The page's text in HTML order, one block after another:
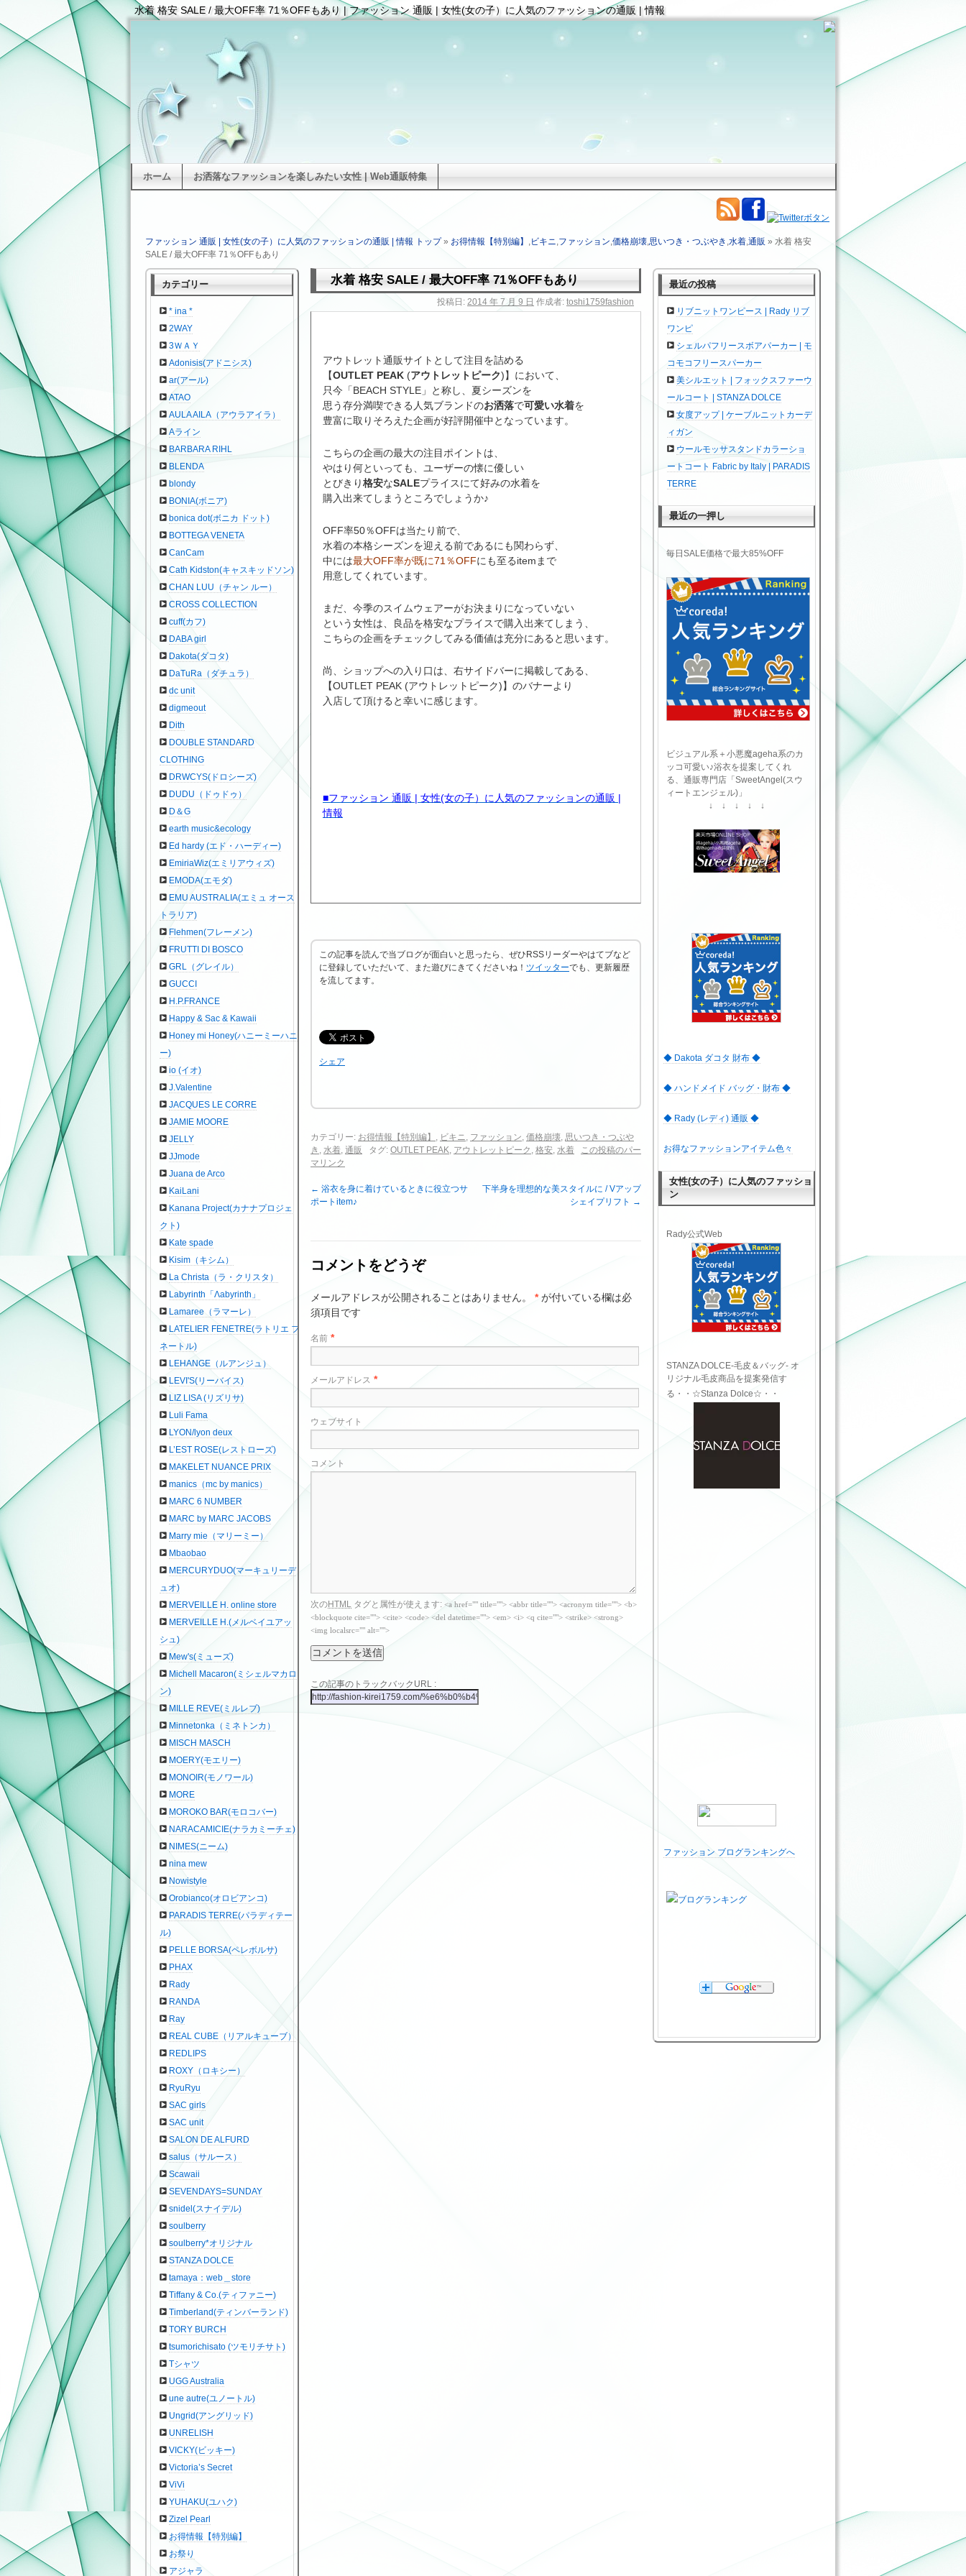
水着 格安 SALE / 最大OFF率 71％OFFもあり | ファッション 通販 | 女性(女の子）に人気のファッションの通販 | 情報
ファッション 通販 | 女性(女の子）に人気のファッションの通販 | 情報 トップ» お得情報【特別編】 ,ビキニ,ファッション,価格崩壊,思いつき・つぶやき ,水着,通販 » 水着 格安
SALE / 最大OFF率 71％OFFもあり
水着 格安 SALE / 最大OFF率 71％OFFもあり
投稿日: 2014 年 7 月 9 日 作成者: toshi1759fashion
アウトレット通販サイトとして注目を詰める
【OUTLET PEAK (アウトレットピーク)】において、
只今「BEACH STYLE」と称し、夏シーズンを
思う存分満喫できる人気ブランドのお洒落で可愛い水着を
豊富に取りそろえた企画が好評開催中となっています。
こちらの企画の最大の注目ポイントは、
やはり何といっても、ユーザーの懐に優しい
とびきり格安なSALEプライスにて好みの水着を
購入出来てしまうところでしょうか♪
OFF率50％OFFは当たり前で、
水着の本格シーズンを迎える前であるにも関わらず、
中には最大OFF率が既に71％OFFにも至るitemまで
用意してくれています。
まだ、今季のスイムウェアーがお決まりになっていない
という女性は、良品を格安なプライスで購入出来てしまう、
こちらの企画をチェックしてみる価値は充分にあると思います。
尚、ショップへの入り口は、右サイドバーに掲載してある、
【OUTLET PEAK (アウトレットピーク)】のバナーより
入店して頂けると幸いに感じます。
■ファッション 通販 | 女性(女の子）に人気のファッションの通販 |
情報
この記事を読んで当ブログが面白いと思ったら、ぜひRSSリーダーやはてブなど
に登録していただいて、また遊びにきてくださいね！ ツイッターでも、更新履歴
を流してます。
シェア
カテゴリー: お得情報【特別編】 , ビキニ, ファッション, 価格崩壊, 思いつき・つぶや
き , 水着, 通販 タグ: OUTLET PEAK, アウトレットピーク , 格安, 水着
この投稿のパー
マリンク
← 浴衣を身に着けているときに役立つサ
ポートitem♪
下半身を理想的な美スタイルに / Vアップ
シェイプリフト →
コメントをどうぞ
メールアドレスが公開されることはありません。 *が付いている欄は必
須項目です
名前 *
メールアドレス *
ウェブサイト
コメント
次のHTML タグと属性が使えます: <a href="" title=""> <abbr title=""> <acronym title=""> <b>
<blockquote cite=""> <cite> <code> <del datetime=""> <em> <i> <q cite=""> <strike> <strong>
<img localsrc="" alt="">
この記事のトラックバックURL :
最近の投稿
リブニットワンピース | Rady リブ
ワンピ
シェルパフリースボアパーカー | モ
コモコフリースパーカー
美シルエット | フォックスファーウ
ールコート | STANZA DOLCE
女度アップ | ケーブルニットカーデ
ィガン
ウールモッサスタンドカラーショ
ートコート Fabric by Italy | PARADIS
TERRE
最近の一押し
毎日SALE価格で最大85%OFF
ビジュアル系＋小悪魔ageha系のカ
ッコ可愛い♪浴衣を提案してくれ
る、通販専門店「SweetAngel(スウ
ィートエンジェル)」
↓ ↓ ↓ ↓ ↓
◆ Dakota ダコタ 財布 ◆
◆ ハンドメイド バッグ・財布 ◆
◆ Rady (レディ) 通販 ◆
お得なファッションアイテム色々
女性(女の子）に人気のファッショ
ン
Rady公式Web
STANZA DOLCE-毛皮＆バッグ- オ
リジナル毛皮商品を提案発信す
る・・☆Stanza Dolce☆・・
ファッション ブログランキングへ
カテゴリー
* ina *
2WAY
3ＷＡＹ
Adonisis(アドニシス)
ar(アール)
ATAO
AULA AILA（アウラアイラ）
Aライン
BARBARA RIHL
BLENDA
blondy
BONIA(ボニア)
bonica dot(ボニカ ドット)
BOTTEGA VENETA
CanCam
Cath Kidston(キャスキッドソン)
CHAN LUU（チャン ルー）
CROSS COLLECTION
cuff(カフ)
DABA girl
Dakota(ダコタ)
DaTuRa（ダチュラ）
dc unit
digmeout
Dith
DOUBLE STANDARD
CLOTHING
DRWCYS(ドロシーズ)
DUDU（ドゥドゥ）
D＆G
earth music&ecology
Ed hardy (エド・ハーディー)
EmiriaWiz(エミリアウィズ)
EMODA(エモダ)
EMU AUSTRALIA(エミュ オース
トラリア)
Flehmen(フレーメン)
FRUTTI DI BOSCO
GRL（グレイル）
GUCCI
H.P.FRANCE
Happy & Sac & Kawaii
Honey mi Honey(ハニーミーハニ
ー)
io (イオ)
J.Valentine
JACQUES LE CORRE
JAMIE MOORE
JELLY
JJmode
Juana de Arco
KaiLani
Kanana Project(カナナプロジェ
クト)
Kate spade
Kisim（キシム）
La Christa（ラ・クリスタ）
Labyrinth「Λabyrinth」
Lamaree（ラマーレ）
LATELIER FENETRE(ラトリエ フ
ネートル)
LEHANGE（ルアンジュ）
LEVI'S(リーバイス)
LIZ LISA (リズリサ)
Luli Fama
LYON/lyon deux
L’EST ROSE(レストローズ)
MAKELET NUANCE PRIX
manics（mc by manics）
MARC 6 NUMBER
MARC by MARC JACOBS
Marry mie（マリーミー）
Mbaobao
MERCURYDUO(マーキュリーデ
ュオ)
MERVEILLE H. online store
MERVEILLE H.(メルベイユアッ
シュ)
Mew's(ミューズ)
Michell Macaron(ミシェルマカロ
ン)
MILLE REVE(ミルレブ)
Minnetonka（ミネトンカ）
MISCH MASCH
MOERY(モエリー)
MONOIR(モノワール)
MORE
MOROKO BAR(モロコバー)
NARACAMICIE(ナラカミーチェ)
NIMES(ニーム)
nina mew
Nowistyle
Orobianco(オロビアンコ)
PARADIS TERRE(パラディテー
ル)
PELLE BORSA(ペレボルサ)
PHAX
Rady
RANDA
Ray
REAL CUBE（リアルキューブ）
REDLIPS
ROXY（ロキシー）
RyuRyu
SAC girls
SAC unit
SALON DE ALFURD
salus（サルース）
Scawaii
SEVENDAYS=SUNDAY
snidel(スナイデル)
soulberry
soulberry*オリジナル
STANZA DOLCE
tamaya：web＿store
Tiffany & Co.(ティファニー)
Timberland(ティンバーランド)
TORY BURCH
tsumorichisato (ツモリチサト)
Tシャツ
UGG Australia
une autre(ユノートル)
Ungrid(アングリッド)
UNRELISH
VICKY(ビッキー)
Victoria’s Secret
ViVi
YUHAKU(ユハク)
Zizel Pearl
お得情報【特別編】
お祭り
アジャラ
ホーム お洒落なファッションを楽しみたい女性 | Web通販特集